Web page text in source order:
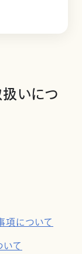
いにつ
項について
いて